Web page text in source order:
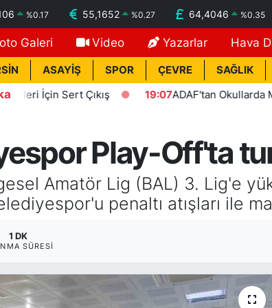
%0.17 55,1652 %0.27 64,4046 %0.35
Galeri Video Yazarlar Hava
ASAYİŞ SPOR ÇEVRE SAĞLIK
İçin Sert Çıkış 19:07 ADAF'tan Okullarda Mescit
Play-Off'ta
Amatör Lig (BAL) 3. Lig'e
penaltı atışları ile
1 DK
SÜRESI